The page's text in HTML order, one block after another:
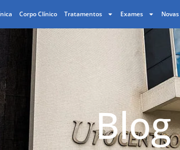
Corpo Clínico Tratamentos Exames
Blog